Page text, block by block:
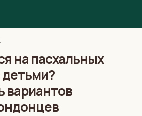
на пасхальных
детьми?
вариантов